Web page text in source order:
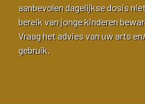
aanbevolen dagelijkse dosis
bereik van jonge kinderen
Vraag het advies van uw arts
gebruik.